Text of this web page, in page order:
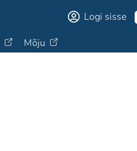
Logi sisse
Mõju